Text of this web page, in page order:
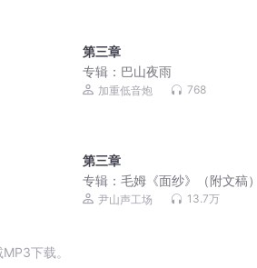
第三章
专辑： 巴山夜雨
加重低音炮 768
第三章
专辑：毛姆《面纱》（附文稿）
尹山声工场 13.7万
下载。